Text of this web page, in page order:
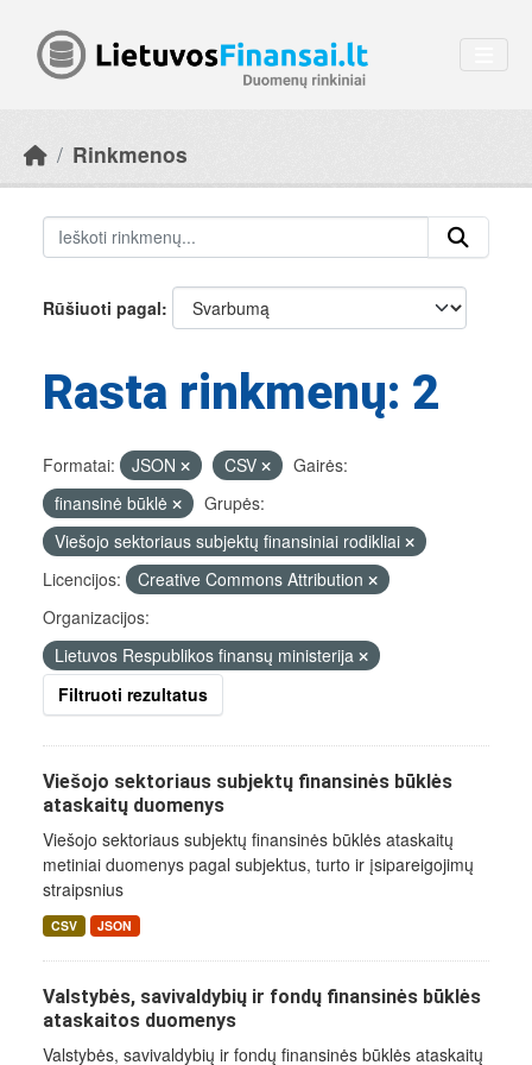
Rinkmenos
Rūšiuoti pagal
Rasta rinkmenų: 2
Formatai: JSON CSV
Gairės:
finansinė būklė
Grupės:
Viešojo sektoriaus subjektų finansiniai rodikliai
Licencijos:
Creative Commons Attribution
Organizacijos:
Lietuvos Respublikos finansų ministerija
Filtruoti rezultatus
Viešojo sektoriaus subjektų finansinės būklės
ataskaitų duomenys
Viešojo sektoriaus subjektų finansinės būklės ataskaitų
metiniai duomenys pagal subjektus, turto ir įsipareigojimų
straipsnius
CSV JSON
Valstybės, savivaldybių ir fondų finansinės būklės
ataskaitos duomenys
Valstybės, savivaldybių ir fondų finansinės būklės ataskaitų